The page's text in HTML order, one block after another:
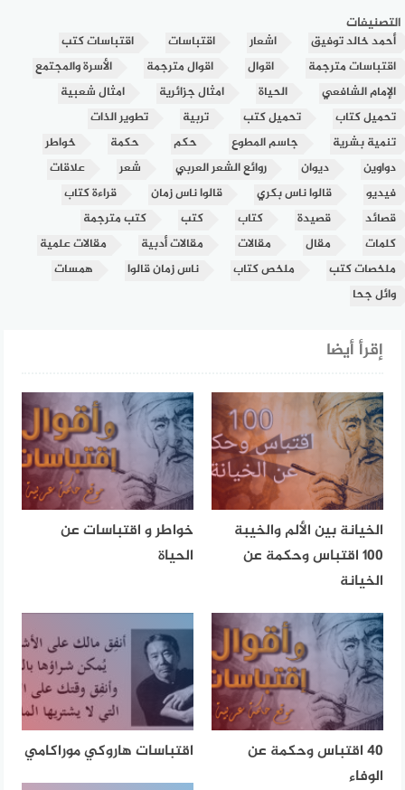
التصنيفات
أحمد خالد توفيق اشعار اقتباسات
اقتباسات كتب
اقتباسات مترجمة
اقوال اقوال مترجمة
الأسرة والمجتمع
الإمام الشافعي
الحياة امثال جزائرية
امثال شعبية
تحميل كتاب
تحميل كتب تربية
تطوير الذات
تنمية بشرية
جاسم المطوع حكم حكمة
خواطر
دواوين
ديوان روائع الشعر العربي شعر
علاقات
فيديو
قالوا ناس بكري قالوا ناس زمان
قراءة كتاب
قصائد
قصيدة كتاب كتب
كتب مترجمة
كلمات
مقال مقالات مقالات أدبية
مقالات علمية
ملخصات كتب
ملخص كتاب ناس زمان قالوا
همسات
وائل جحا
إقرأ أيضا
الخيانة بين الألم والخيبة
100 اقتباس وحكمة عن
الخيانة
خواطر و اقتباسات عن
الحياة
40 اقتباس وحكمة عن
الوفاء
اقتباسات هاروكي موراكامي